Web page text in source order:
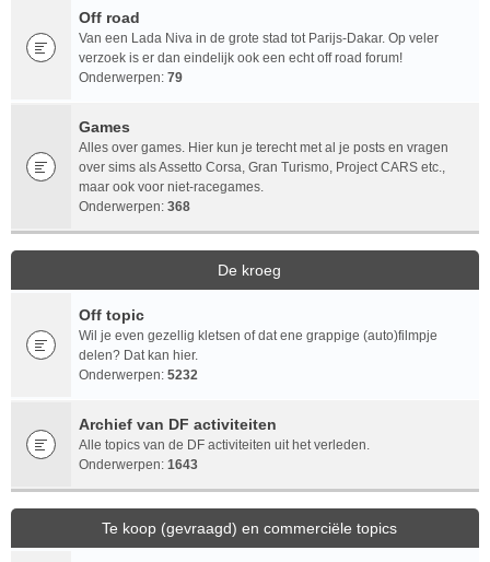
Off road
Van een Lada Niva in de grote stad tot Parijs-Dakar. Op veler
verzoek is er dan eindelijk ook een echt off road forum!
Onderwerpen: 79
Games
Alles over games. Hier kun je terecht met al je posts en vragen
over sims als Assetto Corsa, Gran Turismo, Project CARS etc.,
maar ook voor niet-racegames.
Onderwerpen: 368
De kroeg
Off topic
Wil je even gezellig kletsen of dat ene grappige (auto)filmpje
delen? Dat kan hier.
Onderwerpen: 5232
Archief van DF activiteiten
Alle topics van de DF activiteiten uit het verleden.
Onderwerpen: 1643
Te koop (gevraagd) en commerciële topics